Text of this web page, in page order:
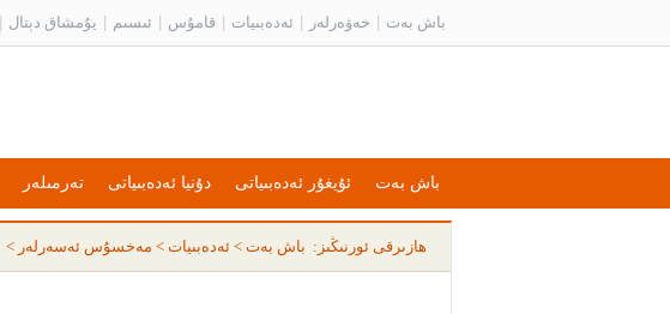
باش بەت خەۋەرلەر ئەدەبىيات قامۇس ئىسىم يۇمشاق دېتال
باش بەت ئۇيغۇر ئەدەبىياتى دۇنيا ئەدەبىياتى تەرمىلەر
ھازىرقى ئورنىڭىز: باش بەت > ئەدەبىيات > مەخسۇس ئەسەرلەر >